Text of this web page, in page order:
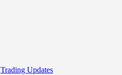
Trading Updates